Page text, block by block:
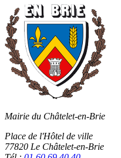
Mairie du Châtelet-en-Brie
Place de l'Hôtel de ville
77820 Le Châtelet-en-Brie